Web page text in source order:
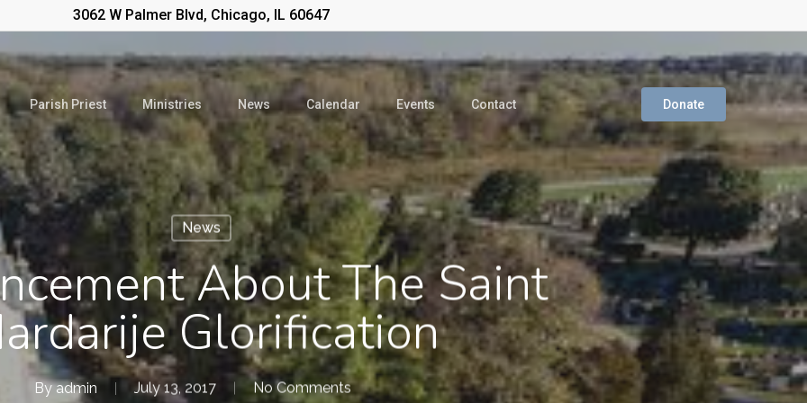
3062 W Palmer Blvd, Chicago, IL 60647
Parish Priest Ministries News Calendar Events Contact Donate
News
About The Saint
Glorification
By admin July 13, 2017 No Comments